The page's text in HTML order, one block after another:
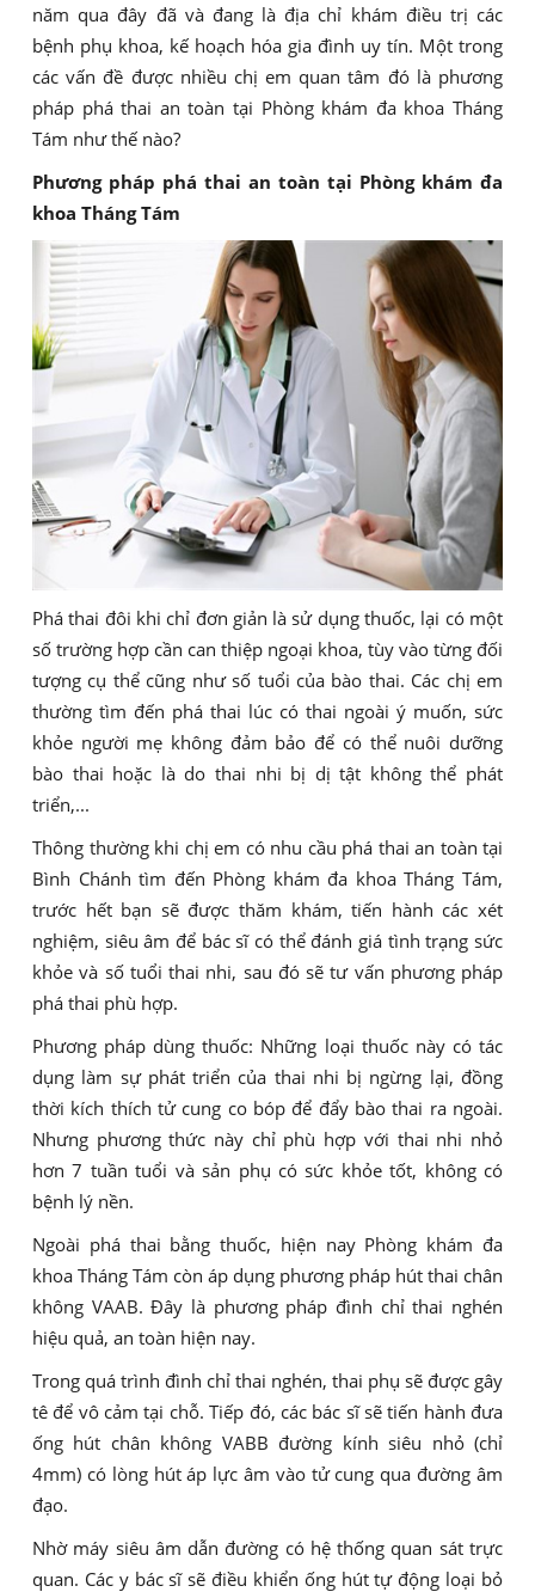
năm qua đây đã và đang là địa chỉ khám điều trị các
bệnh phụ khoa, kế hoạch hóa gia đình uy tín. Một trong
các vấn đề được nhiều chị em quan tâm đó là phương
pháp phá thai an toàn tại Phòng khám đa khoa Tháng
Tám như thế nào?
Phương pháp phá thai an toàn tại Phòng khám đa
khoa Tháng Tám
Phá thai đôi khi chỉ đơn giản là sử dụng thuốc, lại có một
số trường hợp cần can thiệp ngoại khoa, tùy vào từng đối
tượng cụ thể cũng như số tuổi của bào thai. Các chị em
thường tìm đến phá thai lúc có thai ngoài ý muốn, sức
khỏe người mẹ không đảm bảo để có thể nuôi dưỡng
bào thai hoặc là do thai nhi bị dị tật không thể phát
triển,...
Thông thường khi chị em có nhu cầu phá thai an toàn tại
Bình Chánh tìm đến Phòng khám đa khoa Tháng Tám,
trước hết bạn sẽ được thăm khám, tiến hành các xét
nghiệm, siêu âm để bác sĩ có thể đánh giá tình trạng sức
khỏe và số tuổi thai nhi, sau đó sẽ tư vấn phương pháp
phá thai phù hợp.
Phương pháp dùng thuốc: Những loại thuốc này có tác
dụng làm sự phát triển của thai nhi bị ngừng lại, đồng
thời kích thích tử cung co bóp để đẩy bào thai ra ngoài.
Nhưng phương thức này chỉ phù hợp với thai nhi nhỏ
hơn 7 tuần tuổi và sản phụ có sức khỏe tốt, không có
bệnh lý nền.
Ngoài phá thai bằng thuốc, hiện nay Phòng khám đa
khoa Tháng Tám còn áp dụng phương pháp hút thai chân
không VAAB. Đây là phương pháp đình chỉ thai nghén
hiệu quả, an toàn hiện nay.
Trong quá trình đình chỉ thai nghén, thai phụ sẽ được gây
tê để vô cảm tại chỗ. Tiếp đó, các bác sĩ sẽ tiến hành đưa
ống hút chân không VABB đường kính siêu nhỏ (chỉ
4mm) có lòng hút áp lực âm vào tử cung qua đường âm
đạo.
Nhờ máy siêu âm dẫn đường có hệ thống quan sát trực
quan. Các y bác sĩ sẽ điều khiển ống hút tự động loại bỏ